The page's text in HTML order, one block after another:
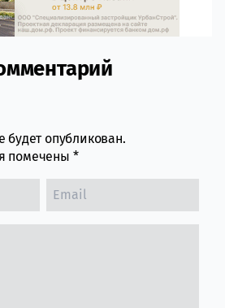
опубликован.
помечены *